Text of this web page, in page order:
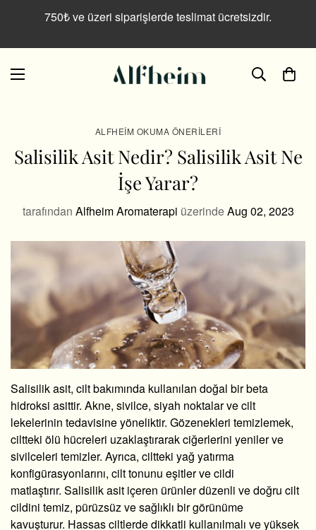
750₺ ve üzeri siparişlerde teslimat ücretsizdir.
ALFHEIM OKUMA ÖNERILERI
Salisilik Asit Nedir? Salisilik Asit Ne
İşe Yarar?
tarafından Alfheim Aromaterapi üzerindeAug 02, 2023
Salisilik asit, cilt bakımında kullanılan doğal bir beta
hidroksi asittir. Akne, sivilce, siyah noktalar ve cilt
lekelerinin tedavisine yöneliktir. Gözenekleri temizlemek,
ciltteki ölü hücreleri uzaklaştırarak ciğerlerini yeniler ve
sivilceleri temizler. Ayrıca, ciltteki yağ yatırma
konfigürasyonlarını, cilt tonunu eşitler ve cildi
matlaştırır. Salisilik asit içeren ürünler düzenli ve doğru cilt
cildini temiz, pürüzsüz ve sağlıklı bir görünüme
kavuşturur. Hassas ciltlerde dikkatli kullanılmalı ve yüksek